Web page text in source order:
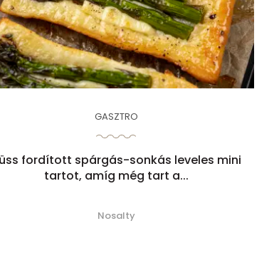
GASZTRO
fordított spárgás-sonkás leveles mini
tartot, amíg még tart a...
Nosalty